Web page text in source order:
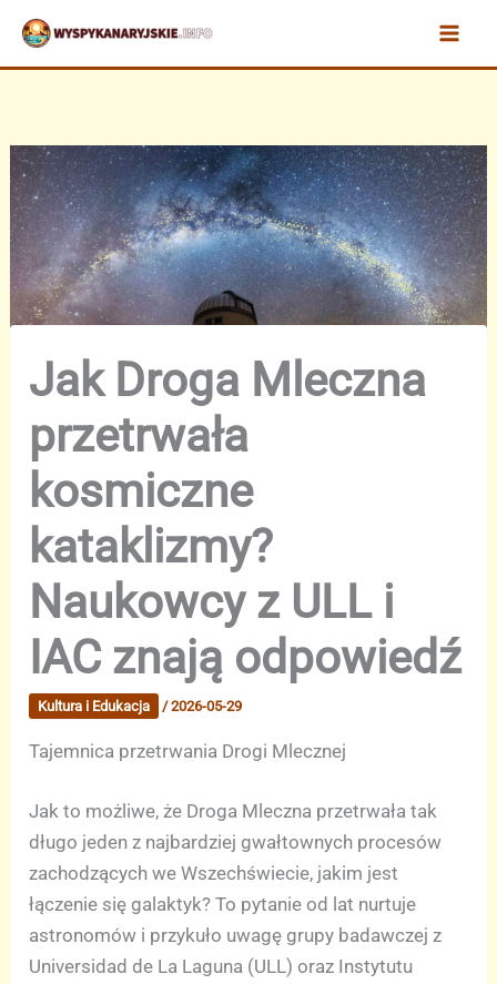
Przejdź
treści
Jak Droga Mleczna
przetrwała
kosmiczne
kataklizmy?
Naukowcy z ULL i
IAC znają odpowiedź
Kultura i Edukacja /2026-05-29
Tajemnica przetrwania Drogi Mlecznej
Jak to możliwe, że Droga Mleczna przetrwała tak
długo jeden z najbardziej gwałtownych procesów
zachodzących we Wszechświecie, jakim jest
łączenie się galaktyk? To pytanie od lat nurtuje
astronomów i przykuło uwagę grupy badawczej z
Universidad de La Laguna (ULL) oraz Instytutu